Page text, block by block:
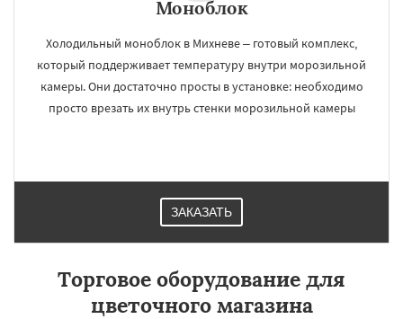
Фосфоритный
Шаховская
Моноблок
Холодильный моноблок в Михневе – готовый комплекс,
который поддерживает температуру внутри морозильной
камеры. Они достаточно просты в установке: необходимо
просто врезать их внутрь стенки морозильной камеры
ЗАКАЗАТЬ
Торговое оборудование для
цветочного магазина